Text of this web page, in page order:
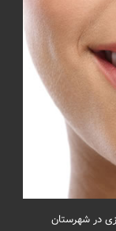
در شهرستان